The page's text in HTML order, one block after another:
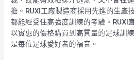
擔。RUXI工廠製造商採用先進的生產
都能經受住高強度訓練的考驗。RUXI
以實惠的價格購買到高質量的足球訓
是每位足球愛好者的福音。